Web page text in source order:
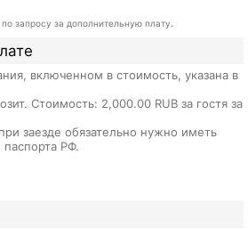
запросу за дополнительную плату.
включенном в стоимость, указана в
Стоимость: 2,000.00 RUB за гостя за
заезде обязательно нужно иметь
РФ.